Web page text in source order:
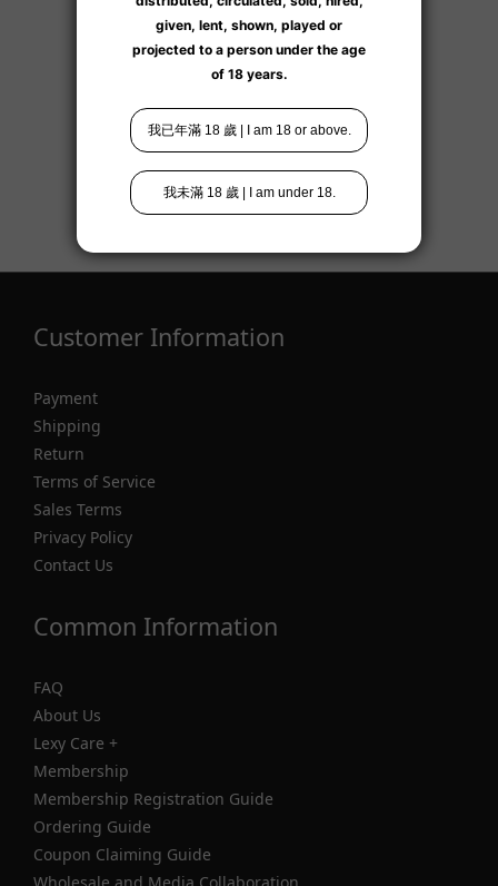
Customer Information
Payment
Shipping
Return
Terms of Service
Sales Terms
Privacy Policy
Contact Us
Common Information
FAQ
About Us
Lexy Care +
Membership
Membership Registration Guide
Ordering Guide
Coupon Claiming Guide